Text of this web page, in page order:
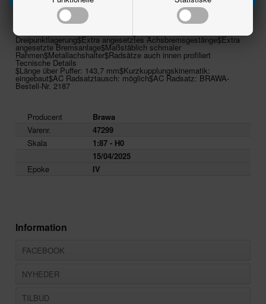
größere Bestände an die DR verkauft. 1997 waren noch 35 Wagen
im Bestand, die letzten drei wurden 2000 ausgemustert.
Modeldetails:
Dreipunktlagerung$Extra angesetztes Achsbremsgestänge$Extra
angesetzte Bremsanlage$Maßstäblich schmaler
Rahmen$Metallachshalter$Radsätze auch innen profiliert
Tecnische Details
$Länge über Puffer: 143,7 mm$Kurzkupplungskinematik:
eingebaut$AC Radsatztausch: möglich$AC Radsatz: BRAWA-
Bestell-Nr. 2187
Producent
Brawa
Varenr.
47299
Skala
1:87 - H0
15/04/2025
Epoke
IV
Information
FACEBOOK
NYHEDER
TILBUD